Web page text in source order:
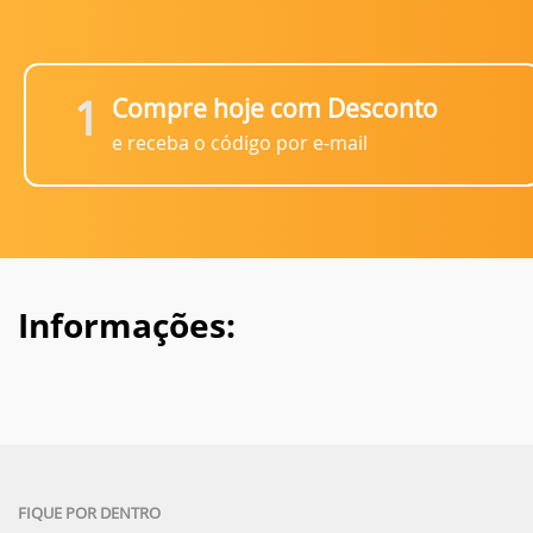
1 Compre hoje com Desconto
e receba o código por e-mail
Informações:
FIQUE POR DENTRO